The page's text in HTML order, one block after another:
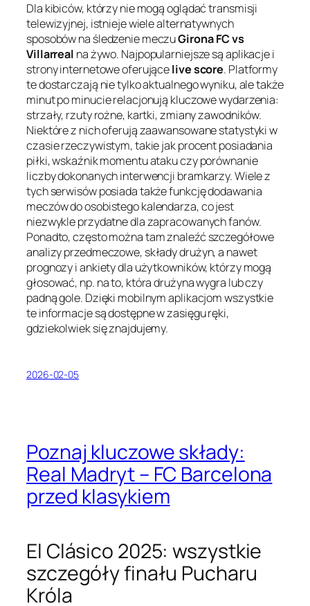
Dla kibiców, którzy nie mogą oglądać transmisji
telewizyjnej, istnieje wiele alternatywnych
sposobów na śledzenie meczuGirona FC vs
Villarreal na żywo. Najpopularniejsze są aplikacje i
strony internetowe oferującelive score. Platformy
te dostarczają nie tylko aktualnego wyniku, ale także
minut po minucie relacjonują kluczowe wydarzenia:
strzały, rzuty rożne, kartki, zmiany zawodników.
Niektóre z nich oferują zaawansowane statystyki w
czasie rzeczywistym, takie jak procent posiadania
piłki, wskaźnik momentu ataku czy porównanie
liczby dokonanych interwencji bramkarzy. Wiele z
tych serwisów posiada także funkcję dodawania
meczów do osobistego kalendarza, co jest
niezwykle przydatne dla zapracowanych fanów.
Ponadto, często można tam znaleźć szczegółowe
analizy przedmeczowe, składy drużyn, a nawet
prognozy i ankiety dla użytkowników, którzy mogą
głosować, np. na to, która drużyna wygra lub czy
padną gole. Dzięki mobilnym aplikacjom wszystkie
te informacje są dostępne w zasięgu ręki,
gdziekolwiek się znajdujemy.
2026-02-05
Poznaj kluczowe składy:
Real Madryt – FC Barcelona
przed klasykiem
El Clásico 2025: wszystkie
szczegóły finału Pucharu
Króla